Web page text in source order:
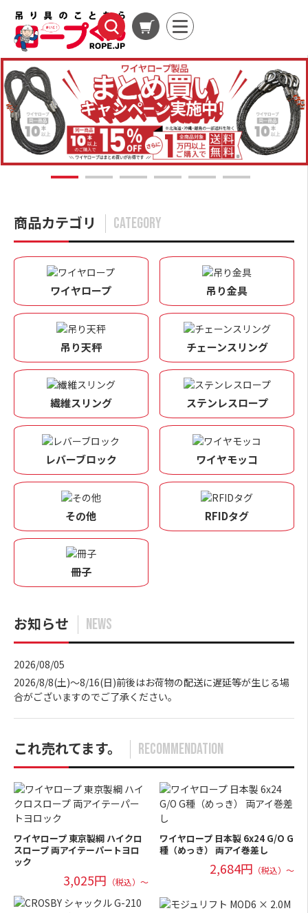
1 2 3 4 5 6
商品カテゴリ CATEGORY
ワイヤロープ 吊り金具
吊り天秤 チェーンスリング
繊維スリング ステンレスロープ
レバーブロック ワイヤモッコ
その他 RFIDタグ
冊子
お知らせ NEWS
2026/08/05
2026/8/8(土)～8/16(日)前後はお荷物の配送に遅延等が生じる場
合がございますのでご了承ください。
これ売れてます。 RECOMMENDATION
ワイヤロープ 東京製綱 ハイクロ
スロープ 両アイテーパートヨロ
ック
3,025円 （税込）～
ワイヤロープ 日本製 6x24 G/O G
種（めっき） 両アイ巻差し
2,684円 （税込）～